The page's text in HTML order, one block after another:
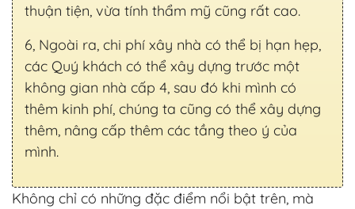
thuận tiện, vừa tính thẩm mỹ cũng rất cao.
6, Ngoài ra, chi phí xây nhà có thể bị hạn hẹp,
các Quý khách có thể xây dựng trước một
không gian nhà cấp 4, sau đó khi mình có
thêm kinh phí, chúng ta cũng có thể xây dựng
thêm, nâng cấp thêm các tầng theo ý của
mình.
Không chỉ có những đặc điểm nổi bật trên, mà